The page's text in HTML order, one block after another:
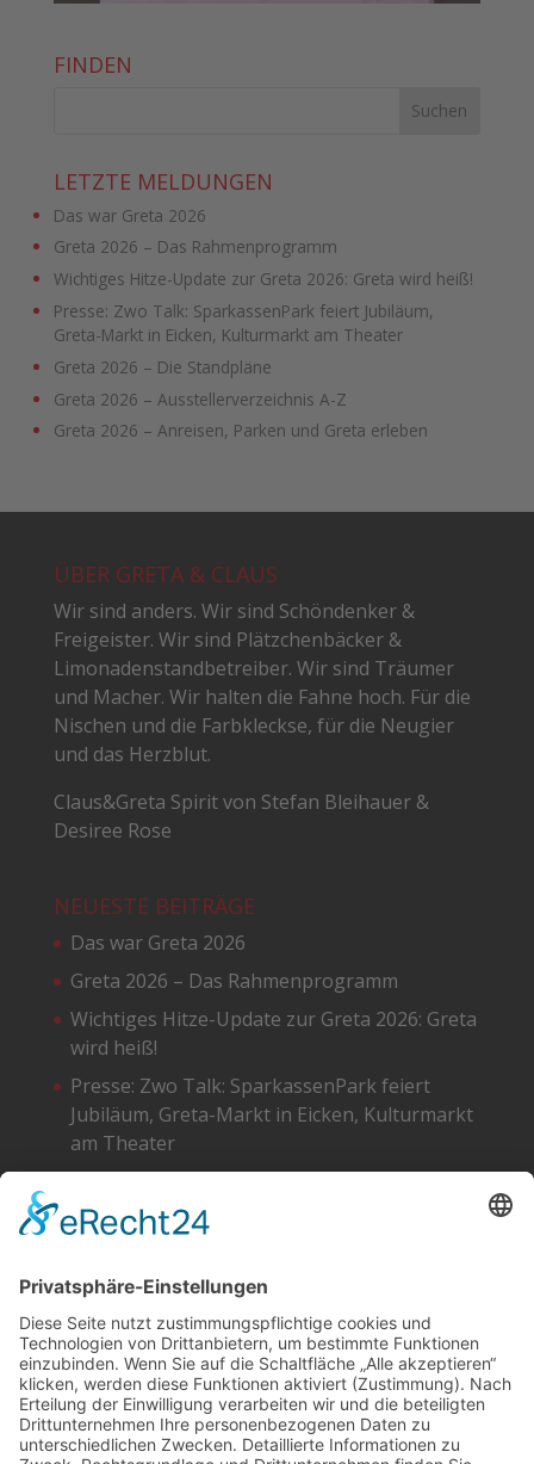
FINDEN
LETZTE MELDUNGEN
Das war Greta 2026
Greta 2026 – Das Rahmenprogramm
Wichtiges Hitze-Update zur Greta 2026: Greta wird heiß!
Presse: Zwo Talk: SparkassenPark feiert Jubiläum,
Greta-Markt in Eicken, Kulturmarkt am Theater
Greta 2026 – Die Standpläne
Greta 2026 – Ausstellerverzeichnis A-Z
Greta 2026 – Anreisen, Parken und Greta erleben
ÜBER GRETA & CLAUS
Wir sind anders. Wir sind Schöndenker &
Freigeister. Wir sind Plätzchenbäcker &
Limonadenstandbetreiber. Wir sind Träumer
und Macher. Wir halten die Fahne hoch. Für die
Nischen und die Farbkleckse, für die Neugier
und das Herzblut.
Claus&Greta Spirit von Stefan Bleihauer &
Desiree Rose
NEUESTE BEITRÄGE
Das war Greta 2026
Greta 2026 – Das Rahmenprogramm
Wichtiges Hitze-Update zur Greta 2026: Greta
wird heiß!
Presse: Zwo Talk: SparkassenPark feiert
Jubiläum, Greta-Markt in Eicken, Kulturmarkt
am Theater
Greta 2026 – Die Standpläne
Facebook
Instagram
SoundCloud
YouTube
Cookie-Einstellungen